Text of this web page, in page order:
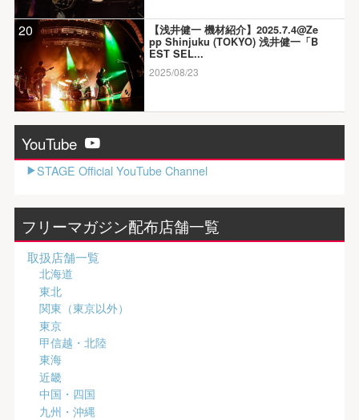
20
【浅井健一 機材紹介】2025.7.4@Ze
pp Shinjuku (TOKYO) 浅井健一「B
EST SEL...
2025/08/23
YouTube
STAGE Official YouTube Channel
フリーマガジン配布店舗一覧
取扱店舗一覧
北海道
東北
関東（東京以外）
東京
甲信越・北陸
東海
近畿
中国・四国
九州・沖縄